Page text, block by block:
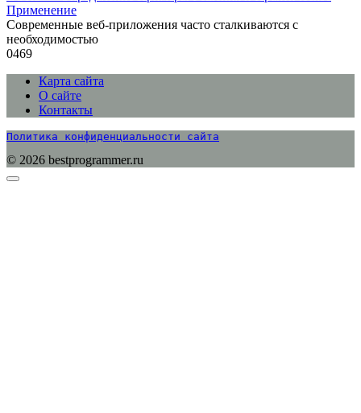
Применение
Современные веб-приложения часто сталкиваются с
необходимостью
0469
Карта сайта
О сайте
Контакты
Политика конфиденциальности сайта
© 2026 bestprogrammer.ru